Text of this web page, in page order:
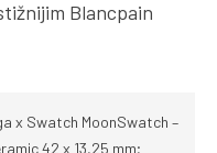
Blancpain
x Swatch MoonSwatch –
42 x 13,25 mm;